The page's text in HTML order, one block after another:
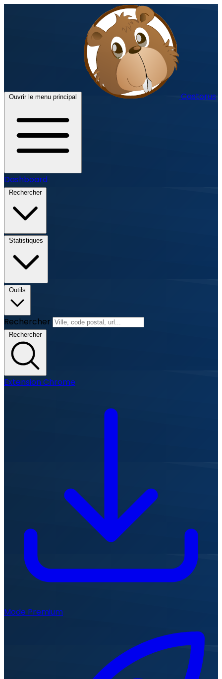
Ouvrir le menu principal Castorus
Dashboard
Rechercher
Statistiques
Outils
Rechercher
Rechercher
Extension Chrome
Mode Premium